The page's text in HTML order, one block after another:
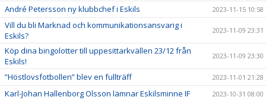
André Petersson ny klubbchef i Eskils 2023-11-15 10:58
Vill du bli Marknad och kommunikationsansvarig i
Eskils?
2023-11-09 23:31
Köp dina bingolotter till uppesittarkvällen 23/12 från
Eskils!
2023-11-09 23:30
”Höstlovsfotbollen” blev en fullträff 2023-11-01 21:28
Karl-Johan Hallenborg Olsson lämnar Eskilsminne IF 2023-10-31 08:00